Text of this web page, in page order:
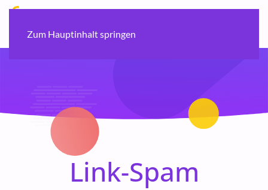
Zum Hauptinhalt springen
Link-Spam